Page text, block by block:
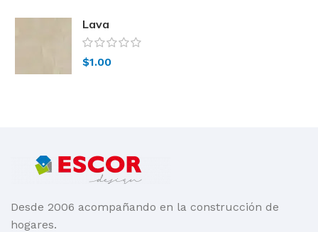
Lava
$1.00
Desde 2006 acompañando en la construcción de
hogares.